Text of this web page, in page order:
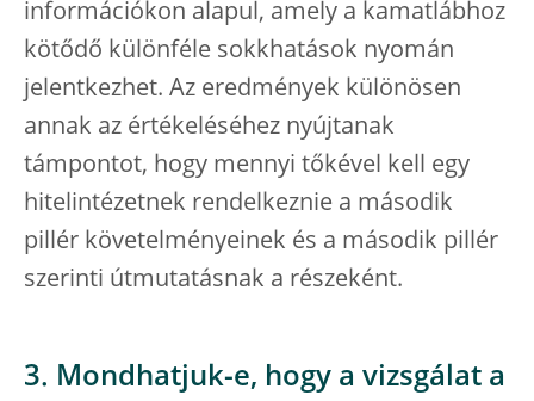
információkon alapul, amely a kamatlábhoz
kötődő különféle sokkhatások nyomán
jelentkezhet. Az eredmények különösen
annak az értékeléséhez nyújtanak
támpontot, hogy mennyi tőkével kell egy
hitelintézetnek rendelkeznie a második
pillér követelményeinek és a második pillér
szerinti útmutatásnak a részeként.
3. Mondhatjuk-e, hogy a vizsgálat a